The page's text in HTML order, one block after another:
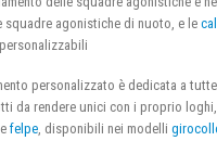
squadre agonistiche di nuoto, e le
personalizzato è dedicata a
da rendere unici con i proprio
e felpe, disponibili nei modelli